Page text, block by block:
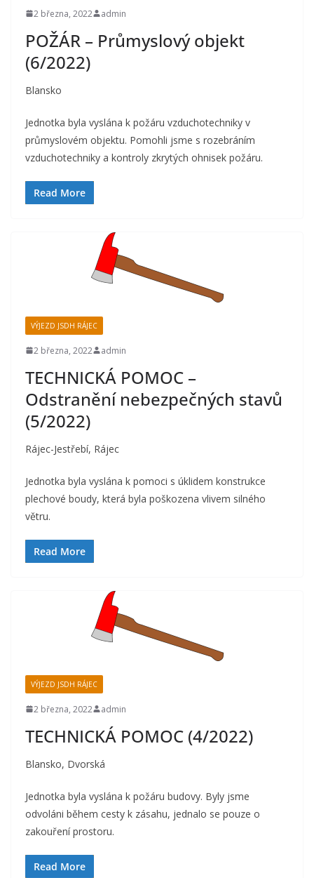
2 března, 2022 admin
POŽÁR – Průmyslový objekt
(6/2022)
Blansko
Jednotka byla vyslána k požáru vzduchotechniky v
průmyslovém objektu. Pomohli jsme s rozebráním
vzduchotechniky a kontroly zkrytých ohnisek požáru.
Read More
VÝJEZD JSDH RÁJEC
2 března, 2022 admin
TECHNICKÁ POMOC –
Odstranění nebezpečných stavů
(5/2022)
Rájec-Jestřebí, Rájec
Jednotka byla vyslána k pomoci s úklidem konstrukce
plechové boudy, která byla poškozena vlivem silného
větru.
Read More
VÝJEZD JSDH RÁJEC
2 března, 2022 admin
TECHNICKÁ POMOC (4/2022)
Blansko, Dvorská
Jednotka byla vyslána k požáru budovy. Byly jsme
odvoláni během cesty k zásahu, jednalo se pouze o
zakouření prostoru.
Read More